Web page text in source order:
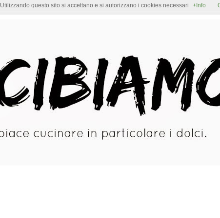
Utilizzando questo sito si accettano e si autorizzano i cookies necessari +Info